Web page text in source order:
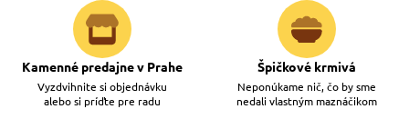
Kamenné predajne v Prahe
Vyzdvihnite si objednávku
alebo si príďte pre radu
Špičkové krmivá
Neponúkame nič, čo by sme
nedali vlastným maznáčikom